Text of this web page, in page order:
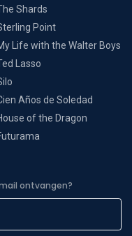
Shards
Point
Life with the Walter Boys
Lasso
Años de Soledad
of the Dragon
ontvangen?